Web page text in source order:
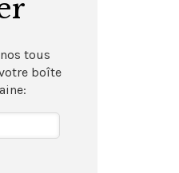
tous
boîte